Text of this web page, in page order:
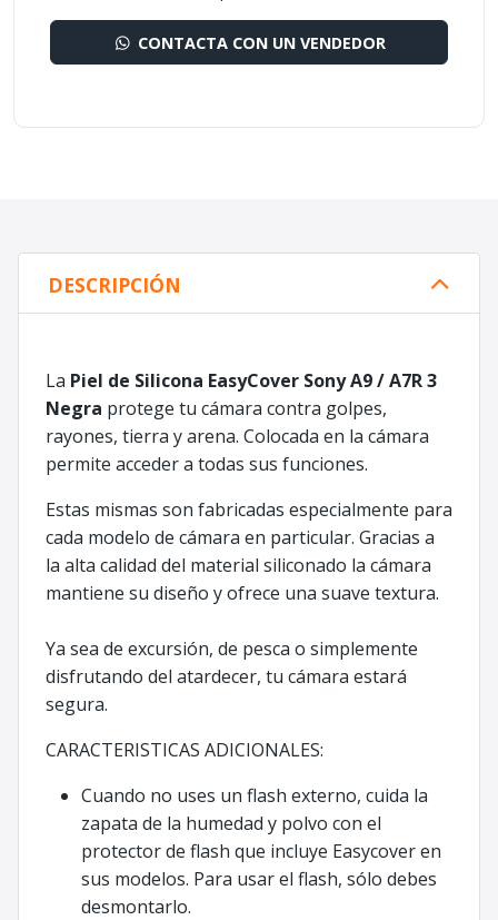
CONTACTA CON UN VENDEDOR
DESCRIPCIÓN
La Piel de Silicona EasyCover Sony A9 / A7R 3
Negra protege tu cámara contra golpes,
rayones, tierra y arena. Colocada en la cámara
permite acceder a todas sus funciones.
Estas mismas son fabricadas especialmente para
cada modelo de cámara en particular. Gracias a
la alta calidad del material siliconado la cámara
mantiene su diseño y ofrece una suave textura.
Ya sea de excursión, de pesca o simplemente
disfrutando del atardecer, tu cámara estará
segura.
CARACTERISTICAS ADICIONALES:
Cuando no uses un flash externo, cuida la
zapata de la humedad y polvo con el
protector de flash que incluye Easycover en
sus modelos. Para usar el flash, sólo debes
desmontarlo.